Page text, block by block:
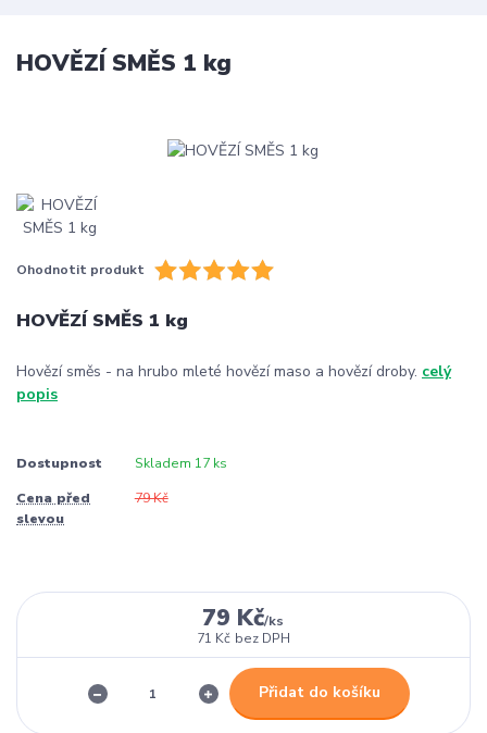
HOVĚZÍ SMĚS 1 kg
Ohodnotit produkt
HOVĚZÍ SMĚS 1 kg
Hovězí směs - na hrubo mleté hovězí maso a hovězí droby. celý
popis
Dostupnost Skladem 17 ks
Cena před
slevou
79 Kč
79 Kč/ks
71 Kč bez DPH
Přidat do košíku